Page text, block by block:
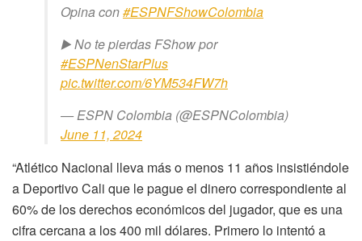
Opina con#ESPNFShowColombia
▶️ No te pierdas FShow por
#ESPNenStarPlus
pic.twitter.com/6YM534FW7h
— ESPN Colombia (@ESPNColombia)
June 11, 2024
“Atlético Nacional lleva más o menos 11 años insistiéndole
a Deportivo Cali que le pague el dinero correspondiente al
60% de los derechos económicos del jugador, que es una
cifra cercana a los 400 mil dólares. Primero lo intentó a